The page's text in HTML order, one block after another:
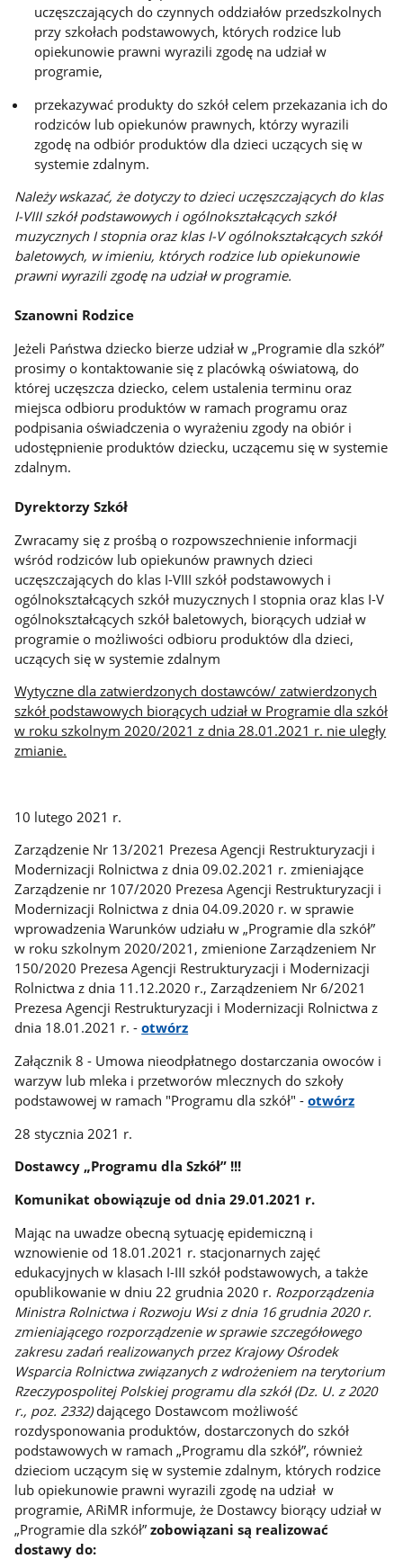
uczęszczających do czynnych oddziałów przedszkolnych
przy szkołach podstawowych, których rodzice lub
opiekunowie prawni wyrazili zgodę na udział w
programie,
przekazywać produkty do szkół celem przekazania ich do
rodziców lub opiekunów prawnych, którzy wyrazili
zgodę na odbiór produktów dla dzieci uczących się w
systemie zdalnym.
Należy wskazać, że dotyczy to dzieci uczęszczających do klas
I-VIII szkół podstawowych i ogólnokształcących szkół
muzycznych I stopnia oraz klas I-V ogólnokształcących szkół
baletowych, w imieniu, których rodzice lub opiekunowie
prawni wyrazili zgodę na udział w programie.
Szanowni Rodzice
Jeżeli Państwa dziecko bierze udział w „Programie dla szkół”
prosimy o kontaktowanie się z placówką oświatową, do
której uczęszcza dziecko, celem ustalenia terminu oraz
miejsca odbioru produktów w ramach programu oraz
podpisania oświadczenia o wyrażeniu zgody na obiór i
udostępnienie produktów dziecku, uczącemu się w systemie
zdalnym.
Dyrektorzy Szkół
Zwracamy się z prośbą o rozpowszechnienie informacji
wśród rodziców lub opiekunów prawnych dzieci
uczęszczających do klas I-VIII szkół podstawowych i
ogólnokształcących szkół muzycznych I stopnia oraz klas I-V
ogólnokształcących szkół baletowych, biorących udział w
programie o możliwości odbioru produktów dla dzieci,
uczących się w systemie zdalnym
Wytyczne dla zatwierdzonych dostawców/ zatwierdzonych
szkół podstawowych biorących udział w Programie dla szkół
w roku szkolnym 2020/2021 z dnia 28.01.2021 r. nie uległy
zmianie.
10 lutego 2021 r.
Zarządzenie Nr 13/2021 Prezesa Agencji Restrukturyzacji i
Modernizacji Rolnictwa z dnia 09.02.2021 r. zmieniające
Zarządzenie nr 107/2020 Prezesa Agencji Restrukturyzacji i
Modernizacji Rolnictwa z dnia 04.09.2020 r. w sprawie
wprowadzenia Warunków udziału w „Programie dla szkół”
w roku szkolnym 2020/2021, zmienione Zarządzeniem Nr
150/2020 Prezesa Agencji Restrukturyzacji i Modernizacji
Rolnictwa z dnia 11.12.2020 r., Zarządzeniem Nr 6/2021
Prezesa Agencji Restrukturyzacji i Modernizacji Rolnictwa z
dnia 18.01.2021 r. -otwórz
Załącznik 8 - Umowa nieodpłatnego dostarczania owoców i
warzyw lub mleka i przetworów mlecznych do szkoły
podstawowej w ramach "Programu dla szkół" -otwórz
28 stycznia 2021 r.
Dostawcy „Programu dla Szkół” !!!
Komunikat obowiązuje od dnia 29.01.2021 r.
Mając na uwadze obecną sytuację epidemiczną i
wznowienie od 18.01.2021 r. stacjonarnych zajęć
edukacyjnych w klasach I-III szkół podstawowych, a także
opublikowanie w dniu 22 grudnia 2020 r. Rozporządzenia
Ministra Rolnictwa i Rozwoju Wsi z dnia 16 grudnia 2020 r.
zmieniającego rozporządzenie w sprawie szczegółowego
zakresu zadań realizowanych przez Krajowy Ośrodek
Wsparcia Rolnictwa związanych z wdrożeniem na terytorium
Rzeczypospolitej Polskiej programu dla szkół (Dz. U. z 2020
r., poz. 2332)dającego Dostawcom możliwość
rozdysponowania produktów, dostarczonych do szkół
podstawowych w ramach „Programu dla szkół”, również
dzieciom uczącym się w systemie zdalnym, których rodzice
lub opiekunowie prawni wyrazili zgodę na udział w
programie, ARiMR informuje, że Dostawcy biorący udział w
„Programie dla szkół”zobowiązani są realizować
dostawy do: